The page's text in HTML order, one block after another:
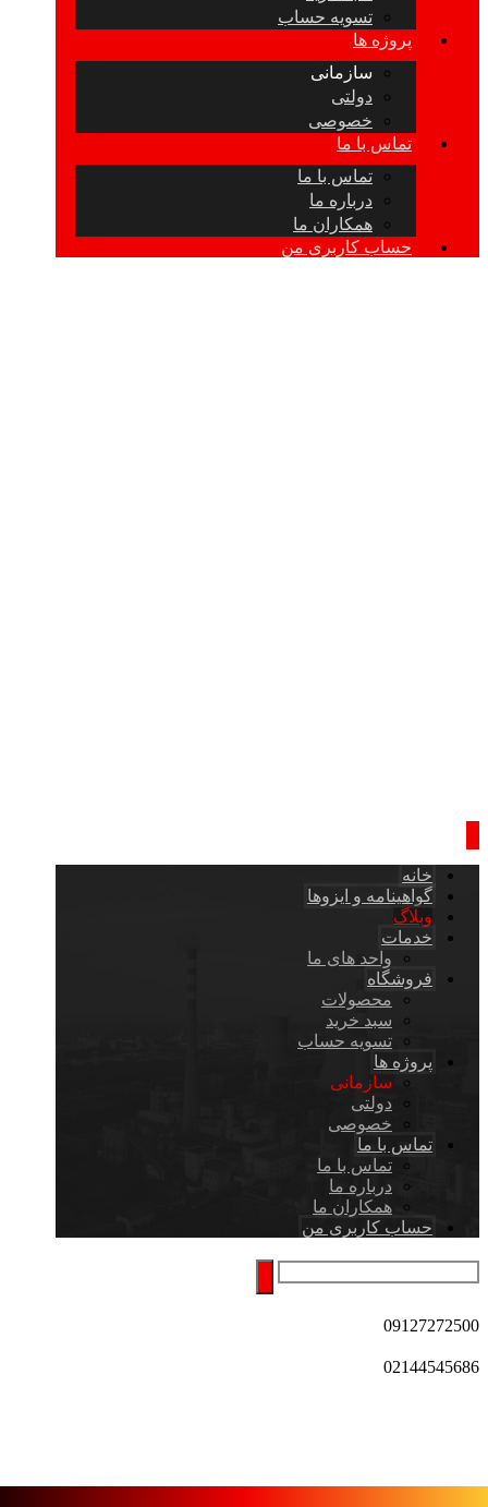
تسویه حساب
پروژه ها
سازمانی
دولتی
خصوصی
تماس با ما
تماس با ما
درباره ما
همکاران ما
حساب کاربری من
خانه
گواهینامه و ایزوها
وبلاگ
خدمات
واحد های ما
فروشگاه
محصولات
سبد خرید
تسویه حساب
پروژه ها
سازمانی
دولتی
خصوصی
تماس با ما
تماس با ما
درباره ما
همکاران ما
حساب کاربری من
09127272500
02144545686